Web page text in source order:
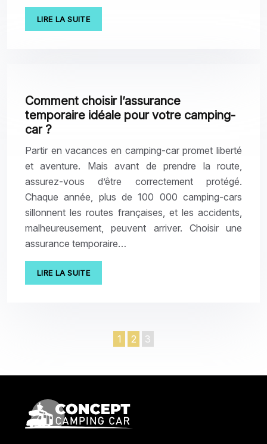
LIRE LA SUITE
Comment choisir l’assurance
temporaire idéale pour votre camping-
car ?
Partir en vacances en camping-car promet liberté
et aventure. Mais avant de prendre la route,
assurez-vous d’être correctement protégé.
Chaque année, plus de 100 000 camping-cars
sillonnent les routes françaises, et les accidents,
malheureusement, peuvent arriver. Choisir une
assurance temporaire…
LIRE LA SUITE
1 2 3